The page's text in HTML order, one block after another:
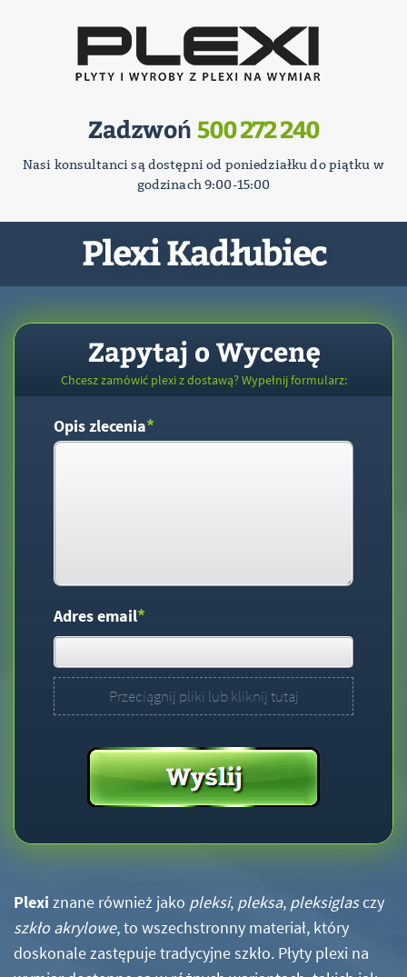
Zadzwoń 500 272 240
Nasi konsultanci są dostępni od poniedziałku do piątku w
godzinach 9:00-15:00
Plexi Kadłubiec
Zapytaj o Wycenę
Chcesz zamówić plexi z dostawą? Wypełnij formularz:
Opis zlecenia*
Adres email*
Przeciągnij pliki lub kliknij tutaj
Plexi znane również jako pleksi, pleksa, pleksiglasczy
szkło akrylowe, to wszechstronny materiał, który
doskonale zastępuje tradycyjne szkło. Płyty plexi na